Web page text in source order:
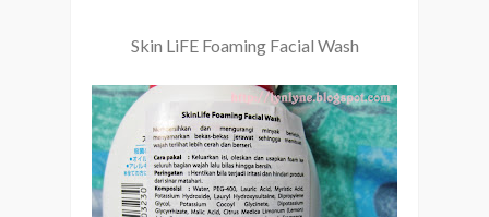
Skin LiFE Foaming Facial Wash